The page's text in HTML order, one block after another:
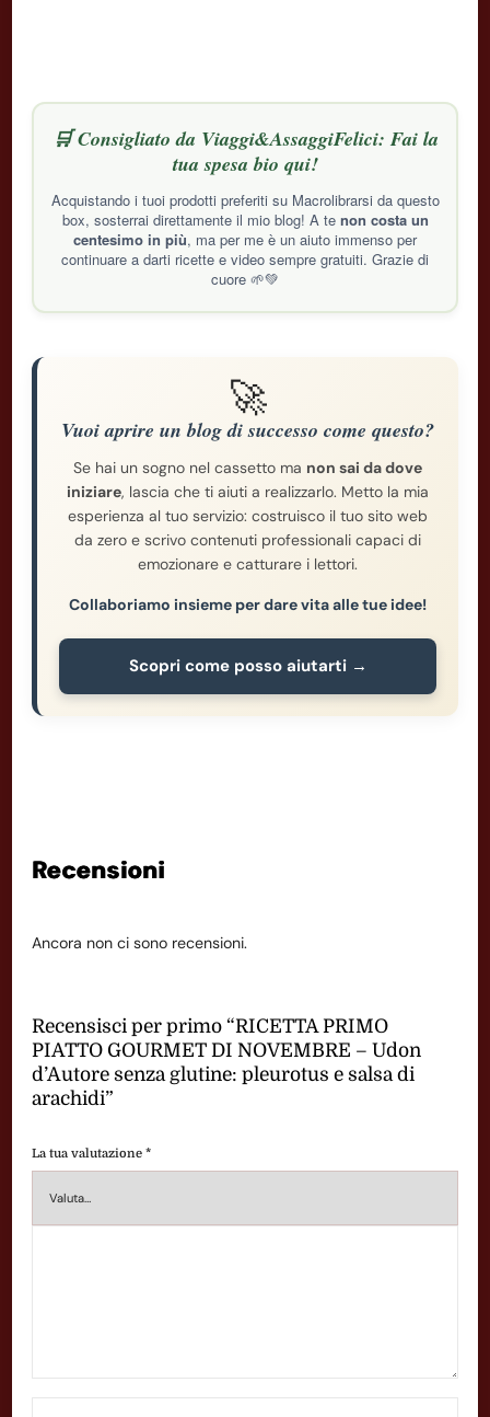
🛒 Consigliato da Viaggi&AssaggiFelici: Fai la
tua spesa bio qui!
Acquistando i tuoi prodotti preferiti su Macrolibrarsi da questo
box, sosterrai direttamente il mio blog! A te non costa un
centesimo in più, ma per me è un aiuto immenso per
continuare a darti ricette e video sempre gratuiti. Grazie di
cuore 🌱💚
🚀
Vuoi aprire un blog di successo come questo?
Se hai un sogno nel cassetto ma non sai da dove
iniziare, lascia che ti aiuti a realizzarlo. Metto la mia
esperienza al tuo servizio: costruisco il tuo sito web
da zero e scrivo contenuti professionali capaci di
emozionare e catturare i lettori.
Collaboriamo insieme per dare vita alle tue idee!
Scopri come posso aiutarti →
Recensioni
Ancora non ci sono recensioni.
Recensisci per primo “RICETTA PRIMO
PIATTO GOURMET DI NOVEMBRE – Udon
d’Autore senza glutine: pleurotus e salsa di
arachidi”
La tua valutazione *